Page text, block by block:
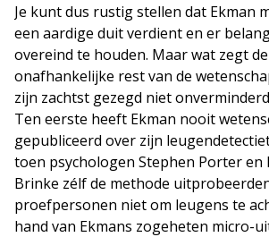
Je kunt dus rustig stellen dat Ekman
een aardige duit verdient en er
overeind te houden. Maar wat zegt
onafhankelijke rest van de
zijn zachtst gezegd niet
Ten eerste heeft Ekman nooit
gepubliceerd over zijn
toen psychologen Stephen Porter en
Brinke zélf de methode
proefpersonen niet om leugens te
hand van Ekmans zogeheten micro-